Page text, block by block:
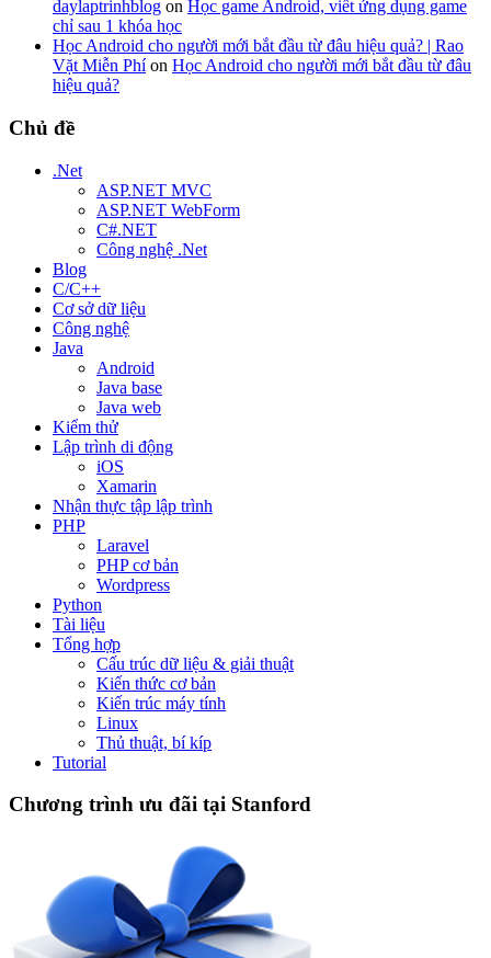
daylaptrinhblog on Học game Android, viết ứng dụng game
chỉ sau 1 khóa học
Học Android cho người mới bắt đầu từ đâu hiệu quả? | Rao
Vặt Miễn Phíon Học Android cho người mới bắt đầu từ đâu
hiệu quả?
Chủ đề
.Net
ASP.NET MVC
ASP.NET WebForm
C#.NET
Công nghệ .Net
Blog
C/C++
Cơ sở dữ liệu
Công nghệ
Java
Android
Java base
Java web
Kiểm thử
Lập trình di động
iOS
Xamarin
Nhận thực tập lập trình
PHP
Laravel
PHP cơ bản
Wordpress
Python
Tài liệu
Tổng hợp
Cấu trúc dữ liệu & giải thuật
Kiến thức cơ bản
Kiến trúc máy tính
Linux
Thủ thuật, bí kíp
Tutorial
Chương trình ưu đãi tại Stanford